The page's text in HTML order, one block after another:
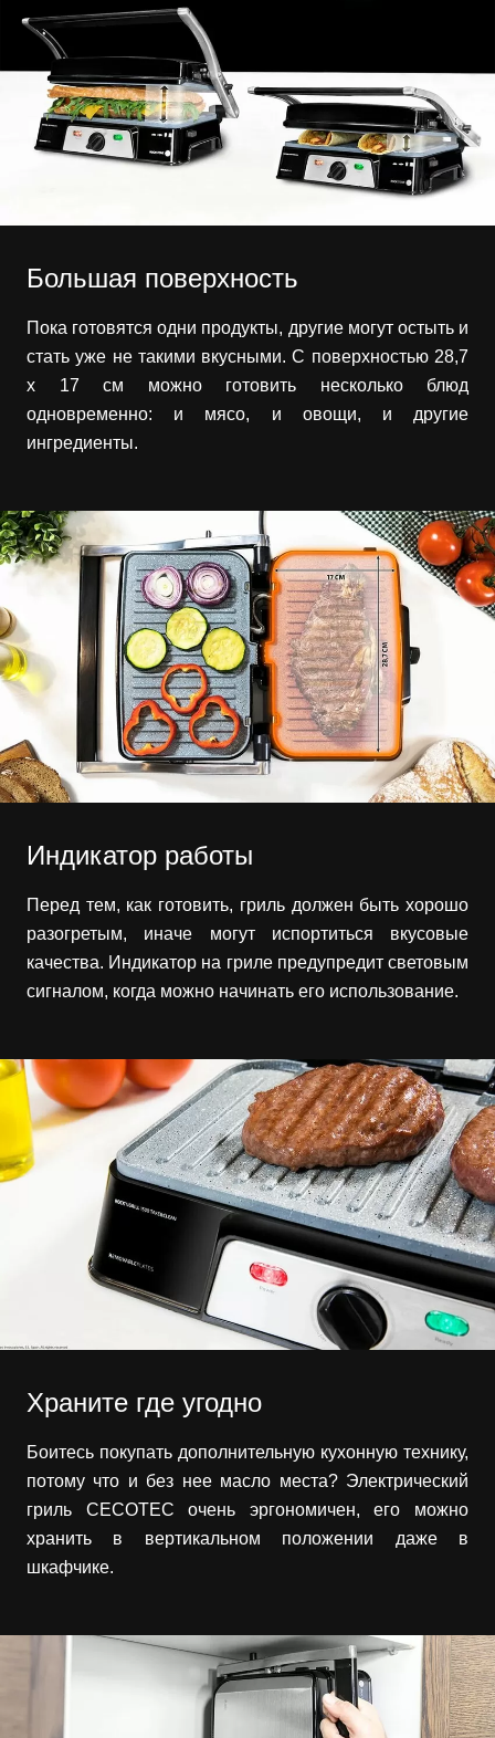
Большая поверхность
Пока готовятся одни продукты, другие могут остыть и
стать уже не такими вкусными. С поверхностью 28,7
х 17 см можно готовить несколько блюд
одновременно: и мясо, и овощи, и другие
ингредиенты.
Индикатор работы
Перед тем, как готовить, гриль должен быть хорошо
разогретым, иначе могут испортиться вкусовые
качества. Индикатор на гриле предупредит световым
сигналом, когда можно начинать его использование.
Храните где угодно
Боитесь покупать дополнительную кухонную технику,
потому что и без нее масло места? Электрический
гриль CECOTEC очень эргономичен, его можно
хранить в вертикальном положении даже в
шкафчике.